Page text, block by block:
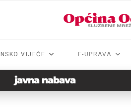
VIJEĆE E-UPRAVA
javna nabava